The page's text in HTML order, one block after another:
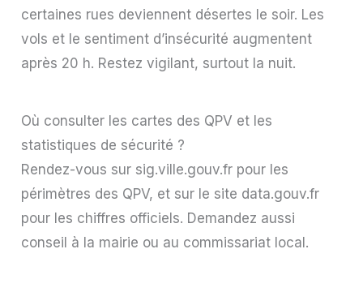
certaines rues deviennent désertes le soir. Les
vols et le sentiment d’insécurité augmentent
après 20 h. Restez vigilant, surtout la nuit.
Où consulter les cartes des QPV et les
statistiques de sécurité ?
Rendez-vous sur sig.ville.gouv.fr pour les
périmètres des QPV, et sur le site data.gouv.fr
pour les chiffres officiels. Demandez aussi
conseil à la mairie ou au commissariat local.